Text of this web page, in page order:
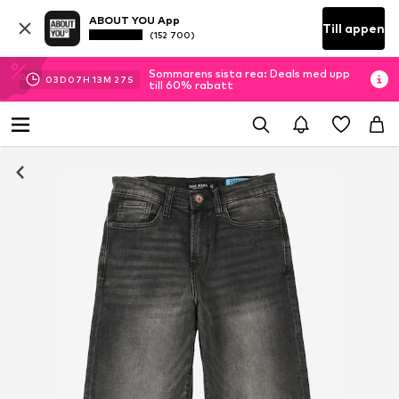
ABOUT YOU App
(152 700) Till appen
03D 07H 13M 27 S
Sommarens sista rea: Deals med upp
till 60% rabatt